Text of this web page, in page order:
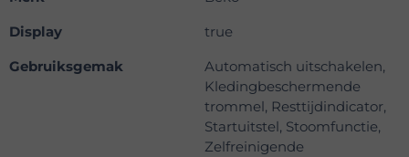
Display
true
Gebruiksgemak
Automatisch uitschakelen,
Kledingbeschermende
trommel, Resttijdindicator,
Startuitstel, Stoomfunctie,
Zelfreinigende